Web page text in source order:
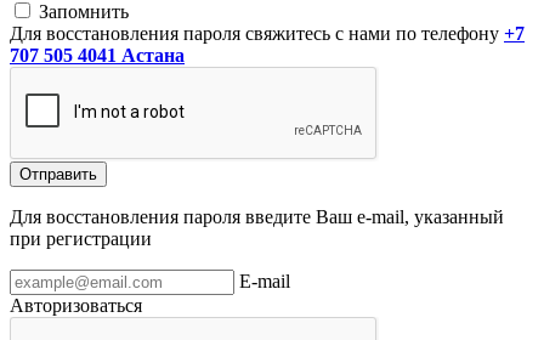
Запомнить
Для восстановления пароля свяжитесь с нами по телефону +7
707 505 4041 Астана
Отправить
Для восстановления пароля введите Ваш e-mail, указанный
при регистрации
E-mail
Авторизоваться